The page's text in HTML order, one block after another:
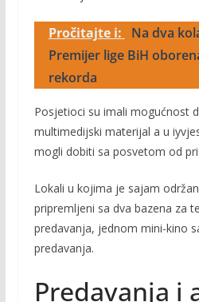
Pročitajte i:
Na dva
Premijer lige BiH
rekorda
Posjetioci su imali mogućnost
multimedijski materijal a u
mogli dobiti sa posvetom od
Lokali u kojima je sajam
pripremljeni sa dva bazena za
predavanja, jednom mini-kino
predavanja.
Predavanja i